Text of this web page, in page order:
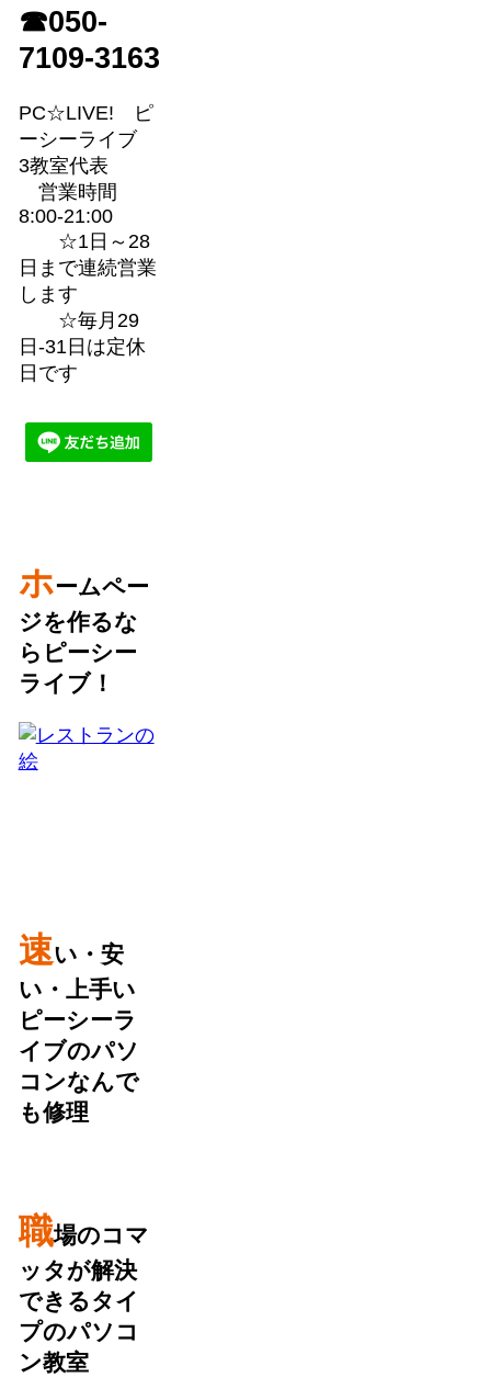
☎050-
7109-3163
PC☆LIVE! ピ
ーシーライブ
3教室代表
営業時間
8:00-21:00
☆1日～28
日まで連続営業
します
☆毎月29
日-31日は定休
日です
ホームペー
ジを作るな
らピーシー
ライブ！
速い・安
い・上手い
ピーシーラ
イブのパソ
コンなんで
も修理
職場のコマ
ッタが解決
できるタイ
プのパソコ
ン教室